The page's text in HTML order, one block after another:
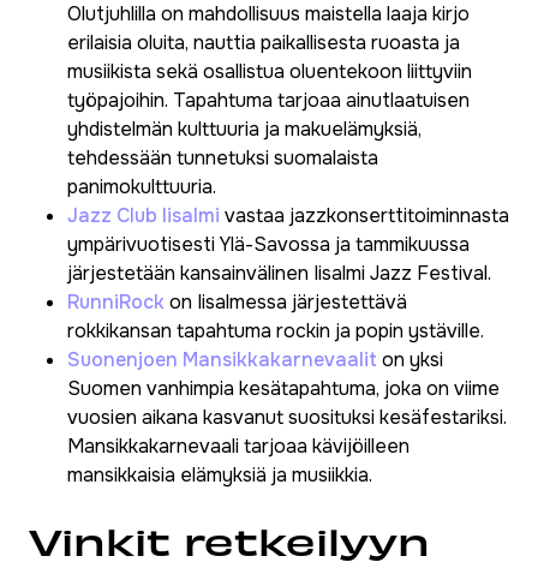
Olutjuhlilla on mahdollisuus maistella laaja kirjo
erilaisia oluita, nauttia paikallisesta ruoasta ja
musiikista sekä osallistua oluentekoon liittyviin
työpajoihin. Tapahtuma tarjoaa ainutlaatuisen
yhdistelmän kulttuuria ja makuelämyksiä,
tehdessään tunnetuksi suomalaista
panimokulttuuria.
Jazz Club Iisalmi vastaa jazzkonserttitoiminnasta
ympärivuotisesti Ylä-Savossa ja tammikuussa
järjestetään kansainvälinen Iisalmi Jazz Festival.
RunniRock on Iisalmessa järjestettävä
rokkikansan tapahtuma rockin ja popin ystäville.
Suonenjoen Mansikkakarnevaalit on yksi
Suomen vanhimpia kesätapahtuma, joka on viime
vuosien aikana kasvanut suosituksi kesäfestariksi.
Mansikkakarnevaali tarjoaa kävijöilleen
mansikkaisia elämyksiä ja musiikkia.
Vinkit retkeilyyn